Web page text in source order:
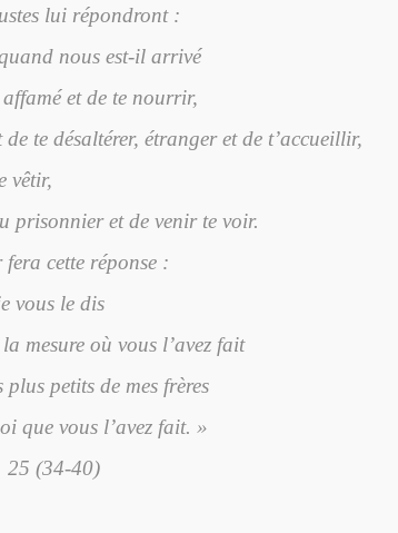
lui répondront :
nous est-il arrivé
et de te nourrir,
de te désaltérer, étranger et de t’accueillir,
vêtir,
prisonnier et de venir te voir.
cette réponse :
vous le dis
la mesure où vous l’avez fait
plus petits de mes frères
que vous l’avez fait. »
(34-40)